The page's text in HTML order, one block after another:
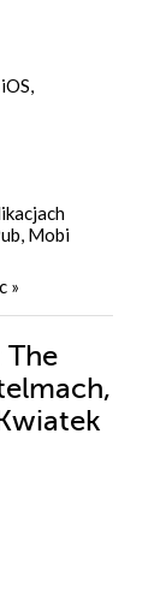
Mobi
»